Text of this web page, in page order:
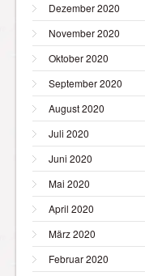
Dezember 2020
November 2020
Oktober 2020
September 2020
August 2020
Juli 2020
Juni 2020
Mai 2020
April 2020
März 2020
Februar 2020